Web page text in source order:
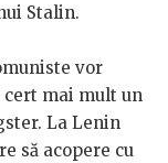
Stalin.
vor
mai mult un
La Lenin
să acopere cu